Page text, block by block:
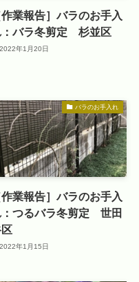
作業報告］バラのお手入
：バラ冬剪定 杉並区
2022年1月20日
バラのお手入れ
作業報告］バラのお手入
つるバラ冬剪定 世田
2022年1月15日